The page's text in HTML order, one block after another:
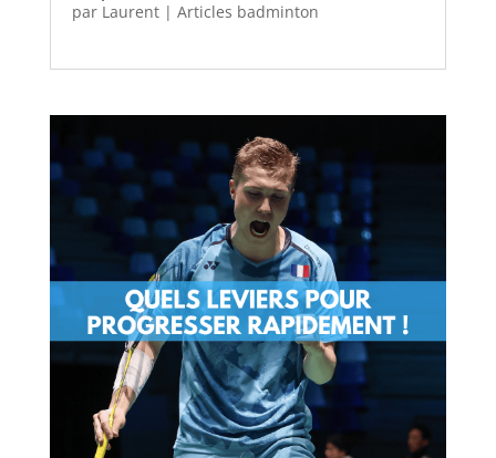
par Laurent| Articles badminton